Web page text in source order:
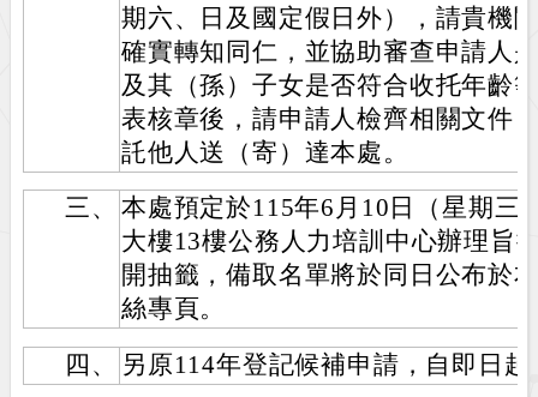
期六、日及國定假日外），請貴機
確實轉知同仁，並協助審查申請人
及其（孫）子女是否符合收托年齡
表核章後，請申請人檢齊相關文件
託他人送（寄）達本處。
三、
本處預定於115年6月10日（星期三
大樓13樓公務人力培訓中心辦理旨
開抽籤，備取名單將於同日公布於
絲專頁。
四、
另原114年登記候補申請，自即日